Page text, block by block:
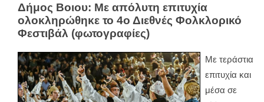
Δήμος Βοιου: Με απόλυτη επιτυχία
ολοκληρώθηκε το 4ο Διεθνές Φολκλορικό
Φεστιβάλ (φωτογραφίες)
Με τεράστια
επιτυχία και
μέσα σε